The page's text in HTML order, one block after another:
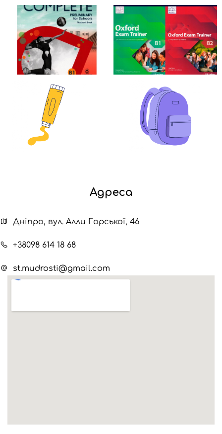
Адреса
Дніпро, вул. Алли Горської, 46
+38098 614 18 68
st.mudrosti@gmail.com